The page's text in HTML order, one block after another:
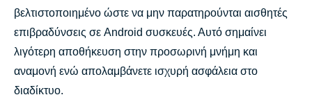
βελτιστοποιημένο ώστε να μην παρατηρούνται αισθητές
επιβραδύνσεις σε Android συσκευές. Αυτό σημαίνει
λιγότερη αποθήκευση στην προσωρινή μνήμη και
αναμονή ενώ απολαμβάνετε ισχυρή ασφάλεια στο
διαδίκτυο.